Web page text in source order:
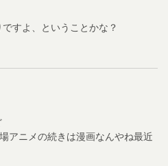
すよ、ということかな？
アニメの続きは漫画なんやね最近